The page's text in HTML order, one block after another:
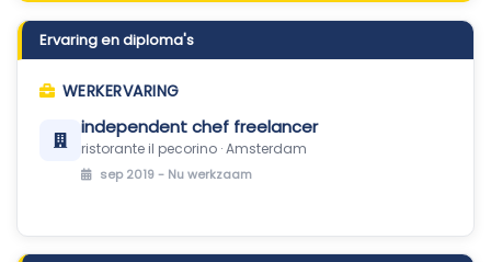
Ervaring en diploma's
WERKERVARING
independent chef freelancer
ristorante il pecorino · Amsterdam
sep 2019 - Nu werkzaam